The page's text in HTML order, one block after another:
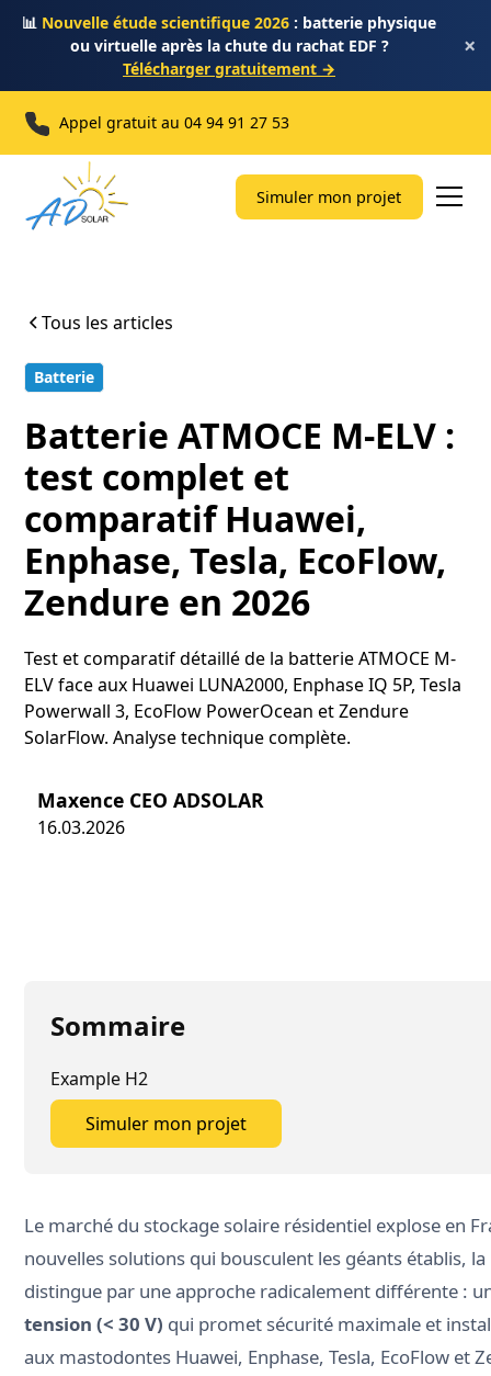
📊 Nouvelle étude scientifique 2026 : batterie physique
ou virtuelle après la chute du rachat EDF ?
Télécharger gratuitement →
×
Appel gratuit au04 94 91 27 53
Simuler mon projet
Tous les articles
Batterie
Batterie ATMOCE M-ELV :
test complet et
comparatif Huawei,
Enphase, Tesla, EcoFlow,
Zendure en 2026
Test et comparatif détaillé de la batterie ATMOCE M-
ELV face aux Huawei LUNA2000, Enphase IQ 5P, Tesla
Powerwall 3, EcoFlow PowerOcean et Zendure
SolarFlow. Analyse technique complète.
Maxence CEO ADSOLAR
16.03.2026
Sommaire
Example H2
Simuler mon projet
Le marché du stockage solaire résidentiel explose en
nouvelles solutions qui bousculent les géants établis, la
distingue par une approche radicalement différente :
tension (< 30 V) qui promet sécurité maximale et
aux mastodontes Huawei, Enphase, Tesla, EcoFlow et